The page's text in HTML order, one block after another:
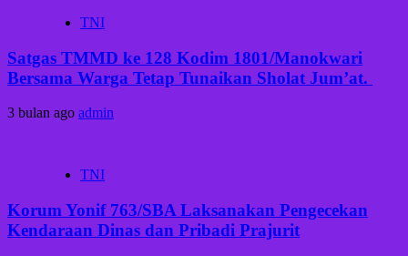
TNI
Satgas TMMD ke 128 Kodim 1801/Manokwari
Bersama Warga Tetap Tunaikan Sholat Jum’at. ‎
3 bulan ago admin
TNI
Korum Yonif 763/SBA Laksanakan Pengecekan
Kendaraan Dinas dan Pribadi Prajurit